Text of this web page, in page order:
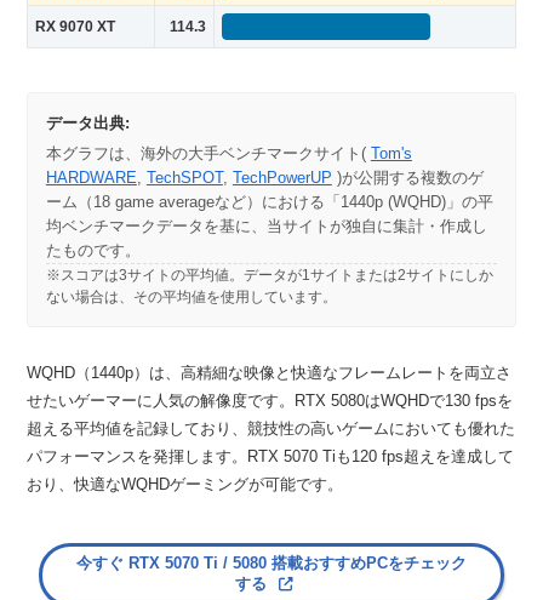
RX 9070 XT 114.3
データ出典:
本グラフは、海外の大手ベンチマークサイト( Tom's
HARDWARE, TechSPOT, TechPowerUP )が公開する複数のゲ
ーム（18 game averageなど）における「1440p (WQHD)」の平
均ベンチマークデータを基に、当サイトが独自に集計・作成し
たものです。
※スコアは3サイトの平均値。データが1サイトまたは2サイトにしか
ない場合は、その平均値を使用しています。
WQHD（1440p）は、高精細な映像と快適なフレームレートを両立さ
せたいゲーマーに人気の解像度です。RTX 5080はWQHDで130 fpsを
超える平均値を記録しており、競技性の高いゲームにおいても優れた
パフォーマンスを発揮します。RTX 5070 Tiも120 fps超えを達成して
おり、快適なWQHDゲーミングが可能です。
今すぐ RTX 5070 Ti / 5080 搭載おすすめPCをチェック
する